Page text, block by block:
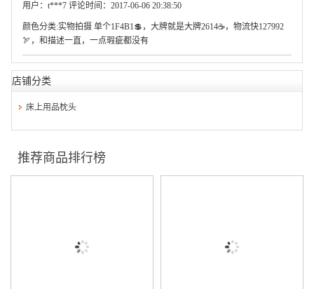
用户：t***7 评论时间：2017-06-06 20:38:50
颜色分类:实物拍摄 单个1F4B1💲，大牌就是大牌2614☕，物流快127992
🏹，和描述一直，一点瑕疵都没有
店铺分类
床上用品枕头
推荐商品排行榜